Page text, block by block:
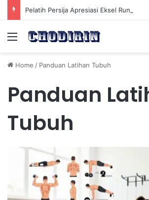
Menu
Home / Panduan Latihan Tubuh
Panduan
Tubuh